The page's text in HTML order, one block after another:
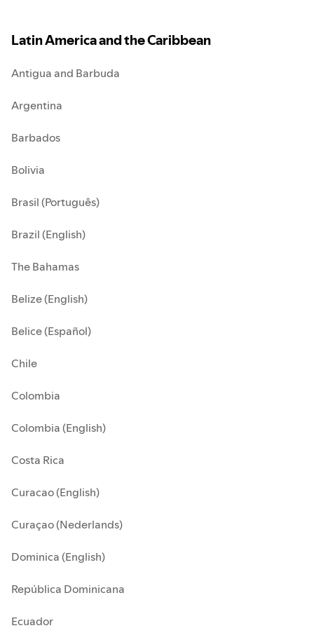
Latin America and the Caribbean
Antigua and Barbuda
Argentina
Barbados
Bolivia
Brasil (Português)
Brazil (English)
The Bahamas
Belize (English)
Belice (Español)
Chile
Colombia
Colombia (English)
Costa Rica
Curacao (English)
Curaçao (Nederlands)
Dominica (English)
República Dominicana
Ecuador